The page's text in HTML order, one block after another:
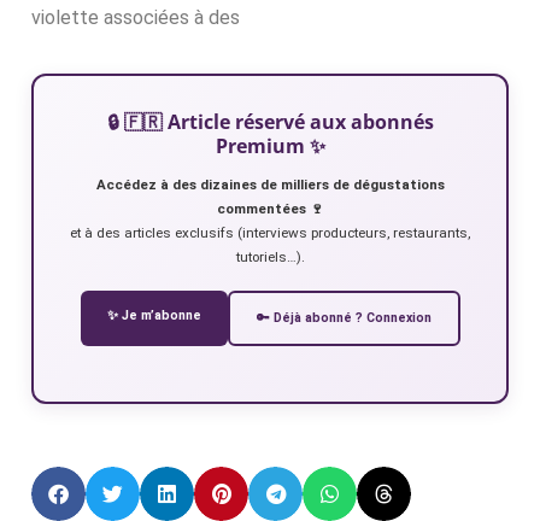
violette associées à des
🔒 🇫🇷 Article réservé aux abonnés
Premium ✨
Accédez à des dizaines de milliers de dégustations
commentées 🍷
et à des articles exclusifs (interviews producteurs, restaurants,
tutoriels…).
✨ Je m’abonne 🔑 Déjà abonné ? Connexion